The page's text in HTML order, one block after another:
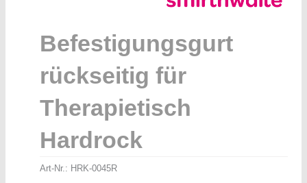
Befestigungsgurt
rückseitig für
Therapietisch
Hardrock
Art-Nr.: HRK-0045R